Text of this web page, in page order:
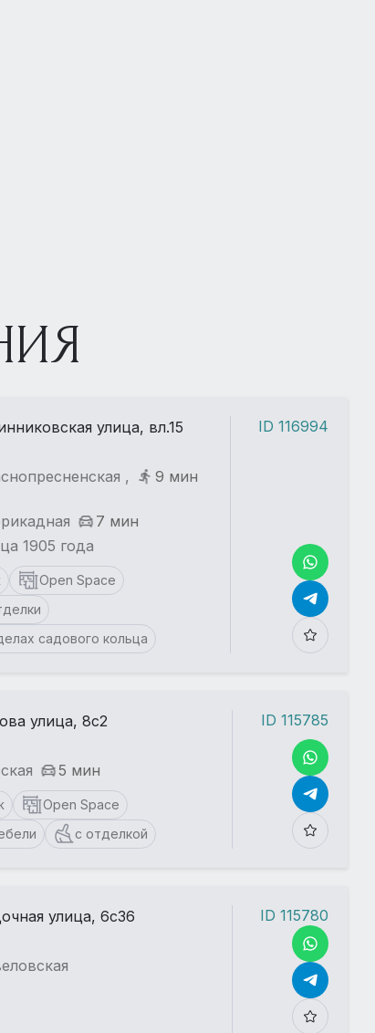
улица, вл.15
,
9 мин
7 мин
1905 года
Open Space
садового кольца
ID 116994
улица, 8с2
5 мин
Open Space
с отделкой
ID 115785
улица, 6с36 ID 115780